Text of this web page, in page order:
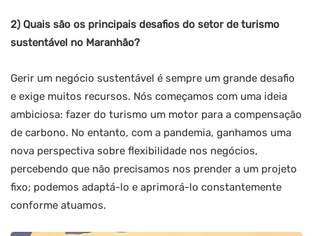
2) Quais são os principais desafios do setor de turismo
sustentável no Maranhão?
Gerir um negócio sustentável é sempre um grande desafio
e exige muitos recursos. Nós começamos com uma ideia
ambiciosa: fazer do turismo um motor para a compensação
de carbono. No entanto, com a pandemia, ganhamos uma
nova perspectiva sobre flexibilidade nos negócios,
percebendo que não precisamos nos prender a um projeto
fixo; podemos adaptá-lo e aprimorá-lo constantemente
conforme atuamos.